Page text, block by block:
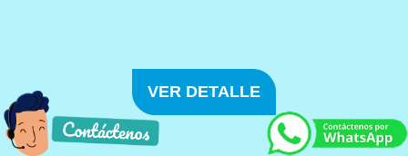
VER DETALLE